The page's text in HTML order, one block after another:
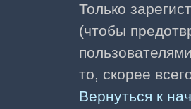
Только
(чтобы
то, скорее
Вернуться к